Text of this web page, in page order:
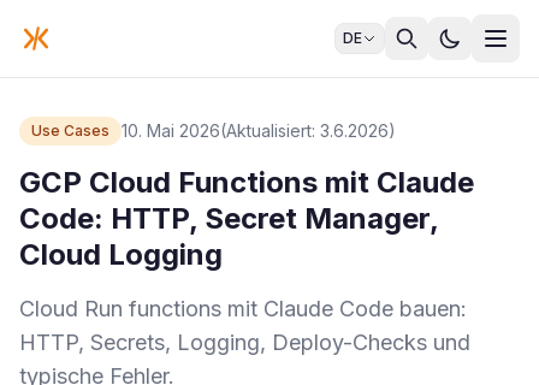
DE
Use Cases 10. Mai 2026(Aktualisiert: 3.6.2026)
GCP Cloud Functions mit Claude
Code: HTTP, Secret Manager,
Cloud Logging
Cloud Run functions mit Claude Code bauen:
HTTP, Secrets, Logging, Deploy-Checks und
typische Fehler.